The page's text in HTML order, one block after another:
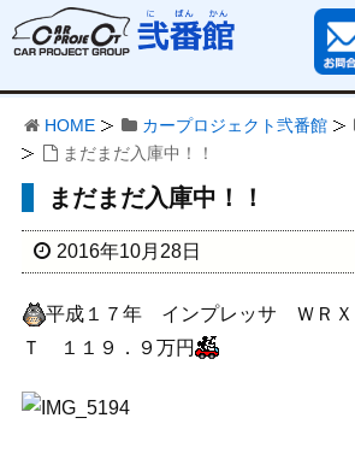
HOME カープロジェクト弐番館
まだまだ入庫中！！
まだまだ入庫中！！
2016年10月28日
平成１７年 インプレッサ ＷＲ
Ｔ １１９．９万円